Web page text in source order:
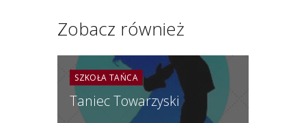
Zobacz również
SZKOŁA TAŃCA
Taniec Towarzyski